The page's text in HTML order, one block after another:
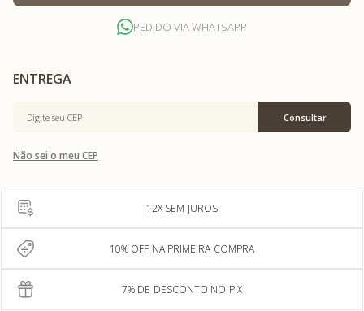
PEDIDO VIA WHATSAPP
Não sei o meu CEP
12X SEM JUROS
10% OFF NA PRIMEIRA COMPRA
7% DE DESCONTO NO PIX